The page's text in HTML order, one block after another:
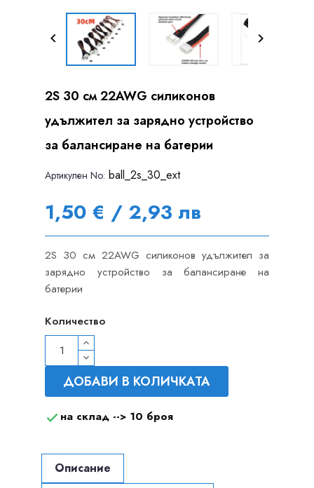
 
2S 30 см 22AWG силиконов
удължител за зарядно устройство
за балансиране на батерии
Артикулен Nо: ball_2s_30_ext
1,50 € / 2,93 лв
2S 30 см 22AWG силиконов удължител за
зарядно устройство за балансиране на
батерии
Количество
ДОБАВИ В КОЛИЧКАТА
 на склад --> 10 броя
Описание